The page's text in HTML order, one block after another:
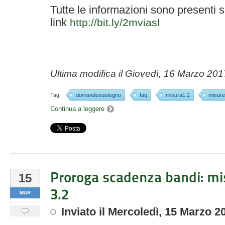
Tutte le informazioni sono presenti
link http://bit.ly/2mviasI
Ultima modifica il Giovedì, 16 Marzo
Tag: domandesostegno faq misura1.2
Continua a leggere
15
MAR
Proroga scadenza bandi:
3.2
Inviato il Mercoledì, 15 Marzo